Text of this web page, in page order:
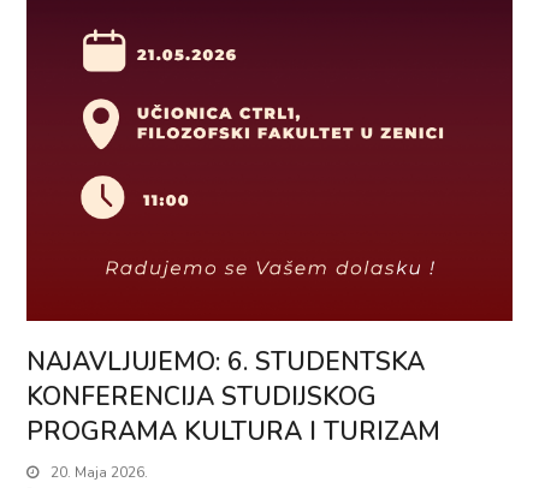
NAJAVLJUJEMO: 6. STUDENTSKA
KONFERENCIJA STUDIJSKOG
PROGRAMA KULTURA I TURIZAM
20. Maja 2026.